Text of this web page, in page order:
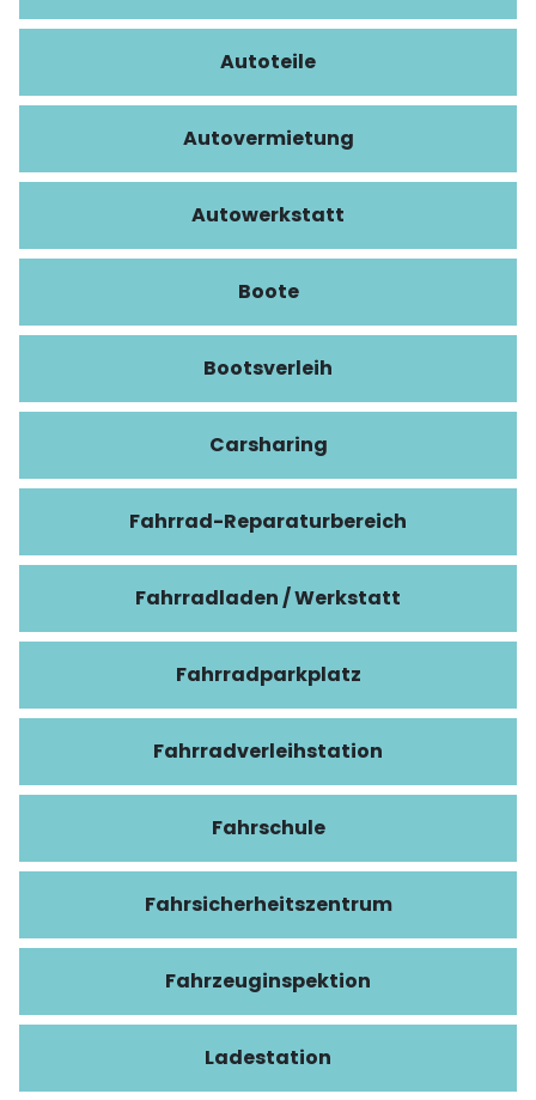
Autoteile
Autovermietung
Autowerkstatt
Boote
Bootsverleih
Carsharing
Fahrrad-Reparaturbereich
Fahrradladen / Werkstatt
Fahrradparkplatz
Fahrradverleihstation
Fahrschule
Fahrsicherheitszentrum
Fahrzeuginspektion
Ladestation